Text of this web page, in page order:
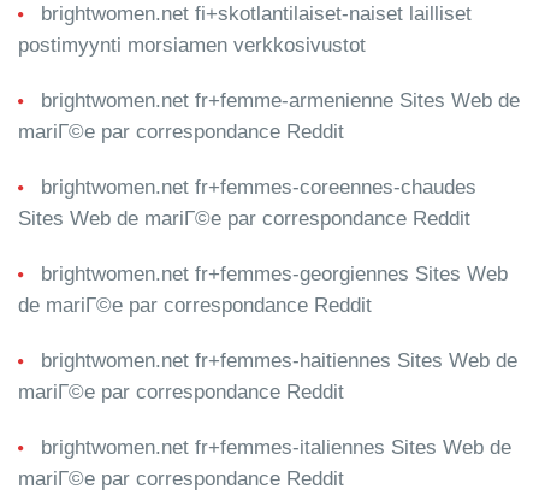
brightwomen.net fi+skotlantilaiset-naiset lailliset
postimyynti morsiamen verkkosivustot
brightwomen.net fr+femme-armenienne Sites Web de
mariГ©e par correspondance Reddit
brightwomen.net fr+femmes-coreennes-chaudes
Sites Web de mariГ©e par correspondance Reddit
brightwomen.net fr+femmes-georgiennes Sites Web
de mariГ©e par correspondance Reddit
brightwomen.net fr+femmes-haitiennes Sites Web de
mariГ©e par correspondance Reddit
brightwomen.net fr+femmes-italiennes Sites Web de
mariГ©e par correspondance Reddit